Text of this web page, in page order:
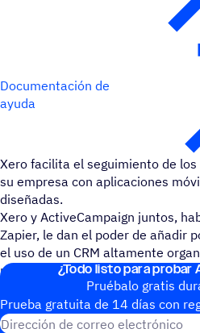
Documentación de
ayuda
Xero facilita el seguimiento de
su empresa con aplicaciones
diseñadas.
Xero y ActiveCampaign juntos,
Zapier, le dan el poder de añadir
el uso de un CRM altamente
marketing y facturación.
¿Todo listo para
Pruébalo gratis
Prueba gratuita de 14 días con